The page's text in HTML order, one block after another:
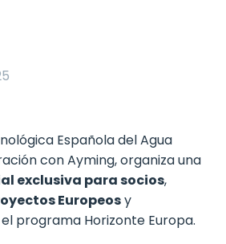
Española del Agua
con Ayming, organiza una
exclusiva para socios,
Europeosy
programa Horizonte Europa.